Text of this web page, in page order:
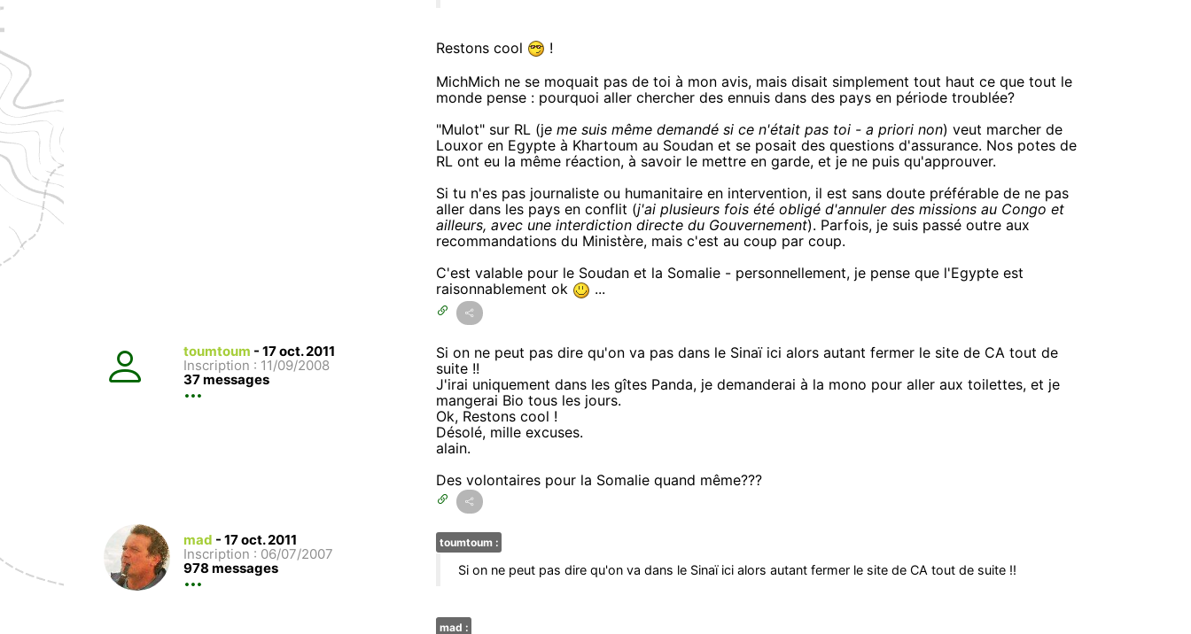
Restons cool
!
MichMich ne se moquait pas de toi à mon avis, mais disait simplement tout haut ce que tout le
monde pense : pourquoi aller chercher des ennuis dans des pays en période troublée?
"Mulot" sur RL (je me suis même demandé si ce n'était pas toi - a priori non) veut marcher de
Louxor en Egypte à Khartoum au Soudan et se posait des questions d'assurance. Nos potes de
RL ont eu la même réaction, à savoir le mettre en garde, et je ne puis qu'approuver.
Si tu n'es pas journaliste ou humanitaire en intervention, il est sans doute préférable de ne pas
aller dans les pays en conflit (j'ai plusieurs fois été obligé d'annuler des missions au Congo et
ailleurs, avec une interdiction directe du Gouvernement). Parfois, je suis passé outre aux
recommandations du Ministère, mais c'est au coup par coup.
C'est valable pour le Soudan et la Somalie - personnellement, je pense que l'Egypte est
raisonnablement ok
...
toumtoum - 17 oct. 2011
Inscription : 11/09/2008
37 messages
Si on ne peut pas dire qu'on va pas dans le Sinaï ici alors autant fermer le site de CA tout de
suite !!
J'irai uniquement dans les gîtes Panda, je demanderai à la mono pour aller aux toilettes, et je
mangerai Bio tous les jours.
Ok, Restons cool !
Désolé, mille excuses.
alain.
Des volontaires pour la Somalie quand même???
mad - 17 oct. 2011
Inscription : 06/07/2007
978 messages
toumtoum :
Si on ne peut pas dire qu'on va dans le Sinaï ici alors autant fermer le site de CA tout de suite !!
mad :